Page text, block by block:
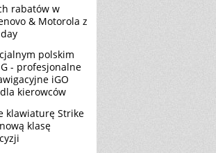
rabatów w
& Motorola z
polskim
- profesjonalne
iGO
kierowców
klawiaturę Strike
klasę